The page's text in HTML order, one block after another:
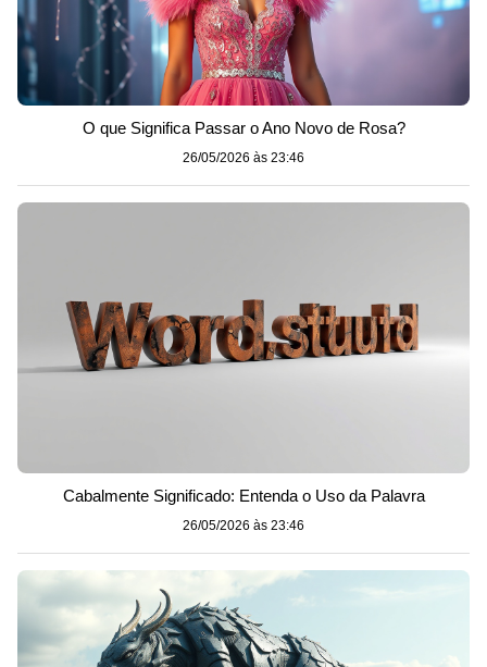
O que Significa Passar o Ano Novo de Rosa?
26/05/2026 às 23:46
Cabalmente Significado: Entenda o Uso da Palavra
26/05/2026 às 23:46